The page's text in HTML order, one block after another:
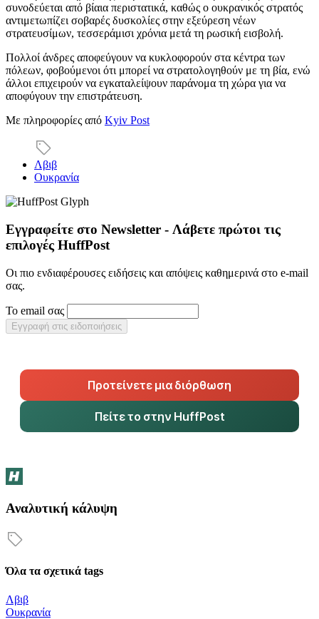
συνοδεύεται από βίαια περιστατικά, καθώς ο ουκρανικός στρατός
αντιμετωπίζει σοβαρές δυσκολίες στην εξεύρεση νέων
στρατευσίμων, τεσσεράμισι χρόνια μετά τη ρωσική εισβολή.
Πολλοί άνδρες αποφεύγουν να κυκλοφορούν στα κέντρα των
πόλεων, φοβούμενοι ότι μπορεί να στρατολογηθούν με τη βία, ενώ
άλλοι επιχειρούν να εγκαταλείψουν παράνομα τη χώρα για να
αποφύγουν την επιστράτευση.
Με πληροφορίες από Kyiv Post
Λβιβ
Ουκρανία
Εγγραφείτε στο Newsletter - Λάβετε πρώτοι τις
επιλογές HuffPost
Οι πιο ενδιαφέρουσες ειδήσεις και απόψεις καθημερινά στο e-mail
σας.
Το email σας
Εγγραφή στις ειδοποιήσεις
Προτείνετε μια διόρθωση
Πείτε το στην HuffPost
Αναλυτική κάλυψη
Όλα τα σχετικά tags
Λβιβ
Ουκρανία